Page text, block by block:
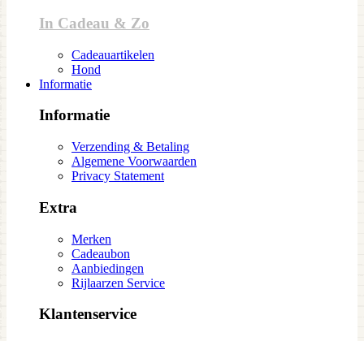
In Cadeau & Zo
Cadeauartikelen
Hond
Informatie
Informatie
Verzending & Betaling
Algemene Voorwaarden
Privacy Statement
Extra
Merken
Cadeaubon
Aanbiedingen
Rijlaarzen Service
Klantenservice